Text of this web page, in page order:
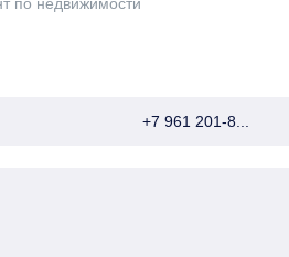
по недвижимости
+7 961 201-8...